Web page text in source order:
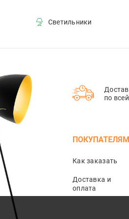
Светильники
по
ПОКУПАТЕЛЯМ
Как заказать
Доставка и
оплата